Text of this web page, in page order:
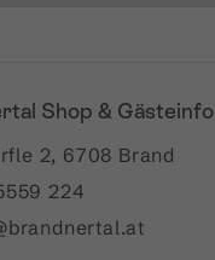
Shop & Gästeinfo
2, 6708 Brand
224